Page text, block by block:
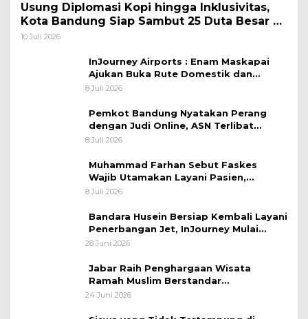
Usung Diplomasi Kopi hingga Inklusivitas,
Kota Bandung Siap Sambut 25 Duta Besar di
Festival Asia Afrika 2026
10 Juli 2026
InJourney Airports : Enam Maskapai
Ajukan Buka Rute Domestik dan
Internasional dari Bandara Husein
8 Juli 2026
Pemkot Bandung Nyatakan Perang
dengan Judi Online, ASN Terlibat
Terancam Dipecat Tidak Hormat
8 Juli 2026
Muhammad Farhan Sebut Faskes
Wajib Utamakan Layani Pasien,
Penolakan akan Berujung Sanksi Tegas
8 Juli 2026
Bandara Husein Bersiap Kembali Layani
Penerbangan Jet, InJourney Mulai
Tahap Optimalisasi
28 Juni 2026
Jabar Raih Penghargaan Wisata
Ramah Muslim Berstandar
Internasional
24 Juni 2026